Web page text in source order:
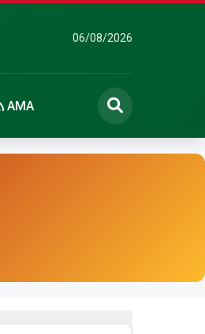
06/08/2026
AMA